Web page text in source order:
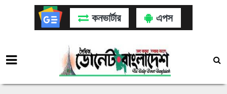
কনভার্টার এপস